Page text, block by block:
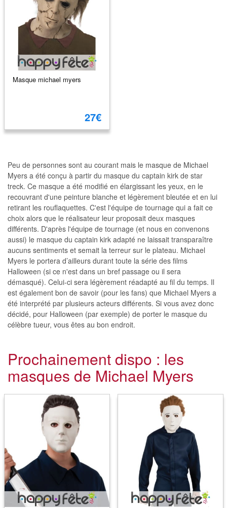
Masque michael myers
27€
Peu de personnes sont au courant mais le masque de Michael
Myers a été conçu à partir du masque du captain kirk de star
treck. Ce masque a été modifié en élargissant les yeux, en le
recouvrant d'une peinture blanche et légèrement bleutée et en lui
retirant les rouflaquettes. C'est l'équipe de tournage qui a fait ce
choix alors que le réalisateur leur proposait deux masques
différents. D'après l'équipe de tournage (et nous en convenons
aussi) le masque du captain kirk adapté ne laissait transparaître
aucuns sentiments et semait la terreur sur le plateau. Michael
Myers le portera d’ailleurs durant toute la série des films
Halloween (si ce n'est dans un bref passage ou il sera
démasqué). Celui-ci sera légèrement réadapté au fil du temps. Il
est également bon de savoir (pour les fans) que Michael Myers a
été interprété par plusieurs acteurs différents. Si vous avez donc
décidé, pour Halloween (par exemple) de porter le masque du
célèbre tueur, vous êtes au bon endroit.
Prochainement dispo : les
masques de Michael Myers